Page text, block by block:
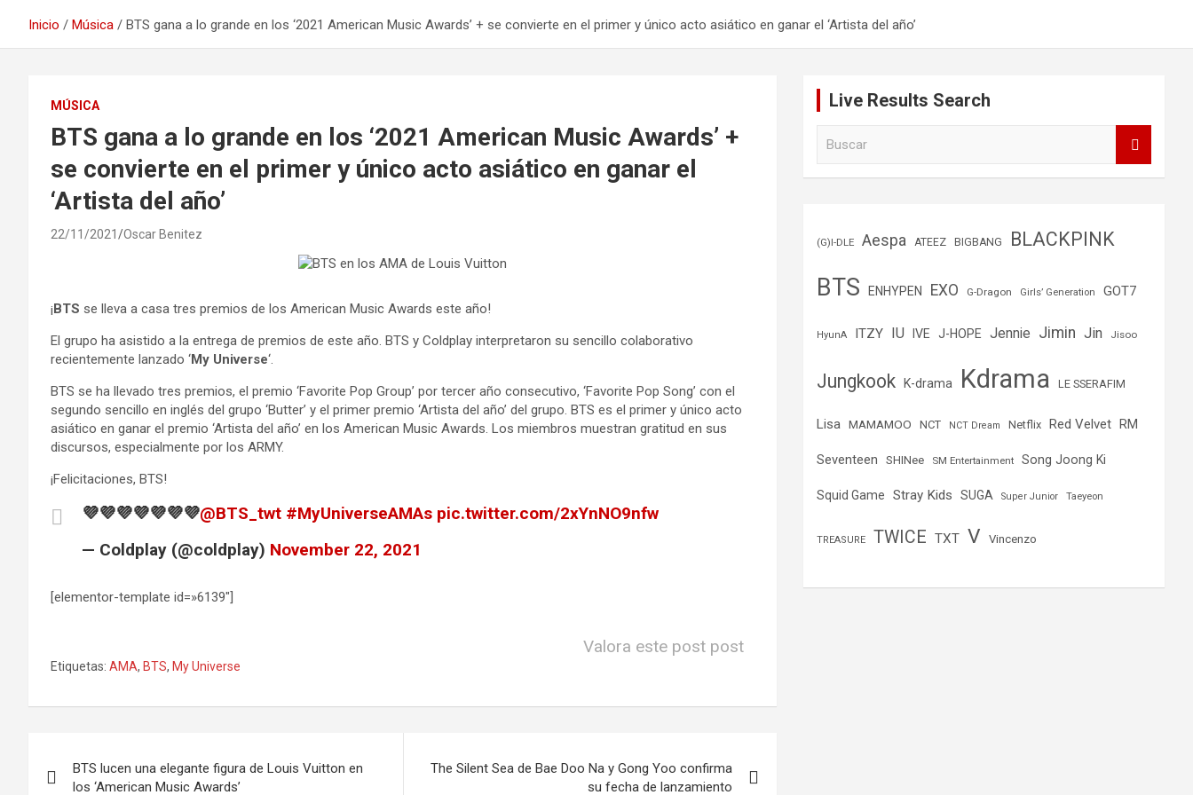
Inicio Música BTS gana a lo grande en los ‘2021 American Music Awards’ + se convierte en el primer y único acto asiático en ganar el ‘Artista del año’
MÚSICA
BTS gana a lo grande en los ‘2021 American Music Awards’ +
se convierte en el primer y único acto asiático en ganar el
‘Artista del año’
22/11/2021 Oscar Benitez
¡BTS se lleva a casa tres premios de los American Music Awards este año!
El grupo ha asistido a la entrega de premios de este año. BTS y Coldplay interpretaron su sencillo colaborativo
recientemente lanzado ‘My Universe‘.
BTS se ha llevado tres premios, el premio ‘Favorite Pop Group’ por tercer año consecutivo, ‘Favorite Pop Song’ con el
segundo sencillo en inglés del grupo ‘Butter’ y el primer premio ‘Artista del año’ del grupo. BTS es el primer y único acto
asiático en ganar el premio ‘Artista del año’ en los American Music Awards. Los miembros muestran gratitud en sus
discursos, especialmente por los ARMY.
¡Felicitaciones, BTS!
💜💜💜💜💜💜💜@BTS_twt #MyUniverseAMAs pic.twitter.com/2xYnNO9nfw
— Coldplay (@coldplay) November 22, 2021
[elementor-template id=»6139″]
Valora este post post
Etiquetas: AMA, BTS, My Universe
de
BTS lucen una elegante figura de Louis Vuitton en
los ‘American Music Awards’
The Silent Sea de Bae Doo Na y Gong Yoo confirma
su fecha de lanzamiento
Live Results Search
(G)I-DLE Aespa ATEEZ BIGBANG BLACKPINK
BTS ENHYPEN EXO G-Dragon Girls’ Generation GOT7
HyunA ITZY IU IVE J-HOPE Jennie Jimin Jin Jisoo
Jungkook K-drama Kdrama LE SSERAFIM
Lisa MAMAMOO NCT NCT Dream Netflix Red Velvet RM
Seventeen SHINee SM Entertainment Song Joong Ki
Squid Game Stray Kids SUGA Super Junior Taeyeon
TREASURE TWICE TXT V Vincenzo